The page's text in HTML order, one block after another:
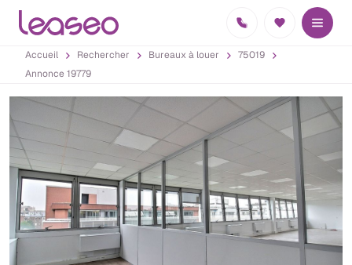
Accueil Rechercher Bureaux à louer
75019
Annonce 19779